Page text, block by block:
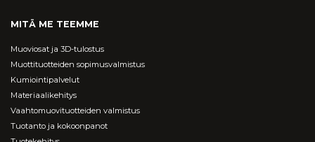
MITÄ ME TEEMME
Muoviosat ja 3D-tulostus
Muottituotteiden sopimusvalmistus
Kumiointipalvelut
Materiaalikehitys
Vaahtomuovituotteiden valmistus
Tuotanto ja kokoonpanot